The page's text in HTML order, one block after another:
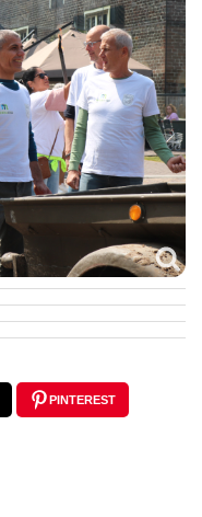
PINTEREST